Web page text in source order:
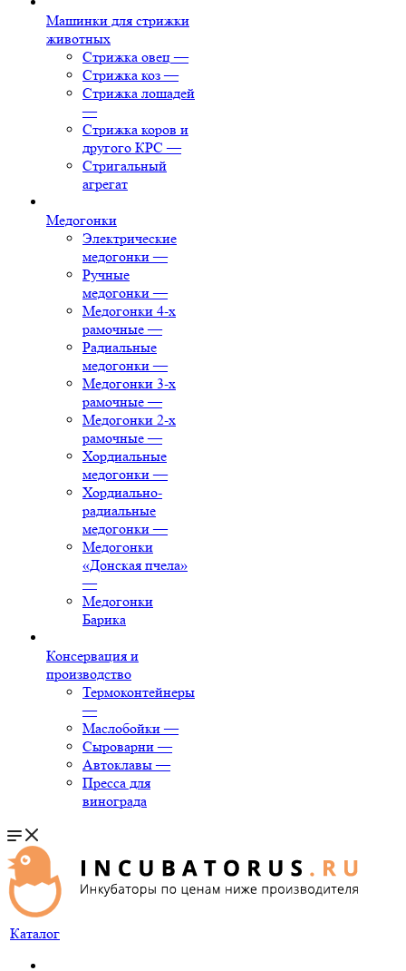
Машинки для стрижки
животных
Стрижка овец —
Стрижка коз —
Стрижка лошадей
—
Стрижка коров и
другого КРС —
Стригальный
агрегат
Медогонки
Электрические
медогонки —
Ручные
медогонки —
Медогонки 4-х
рамочные —
Радиальные
медогонки —
Медогонки 3-х
рамочные —
Медогонки 2-х
рамочные —
Хордиальные
медогонки —
Хордиально-
радиальные
медогонки —
Медогонки
«Донская пчела»
—
Медогонки
Барика
Консервация и
производство
Термоконтейнеры
—
Маслобойки —
Сыроварни —
Автоклавы —
Пресса для
винограда
Каталог